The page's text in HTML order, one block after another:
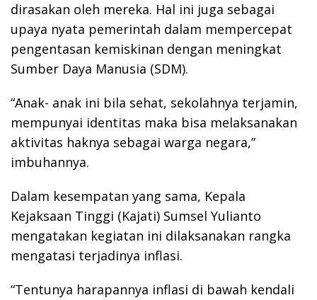
dirasakan oleh mereka. Hal ini juga sebagai
upaya nyata pemerintah dalam mempercepat
pengentasan kemiskinan dengan meningkat
Sumber Daya Manusia (SDM).
“Anak- anak ini bila sehat, sekolahnya terjamin,
mempunyai identitas maka bisa melaksanakan
aktivitas haknya sebagai warga negara,”
imbuhannya.
Dalam kesempatan yang sama, Kepala
Kejaksaan Tinggi (Kajati) Sumsel Yulianto
mengatakan kegiatan ini dilaksanakan rangka
mengatasi terjadinya inflasi.
“Tentunya harapannya inflasi di bawah kendali